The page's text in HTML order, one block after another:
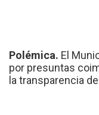
Polémica. El
por presuntas
la transparencia